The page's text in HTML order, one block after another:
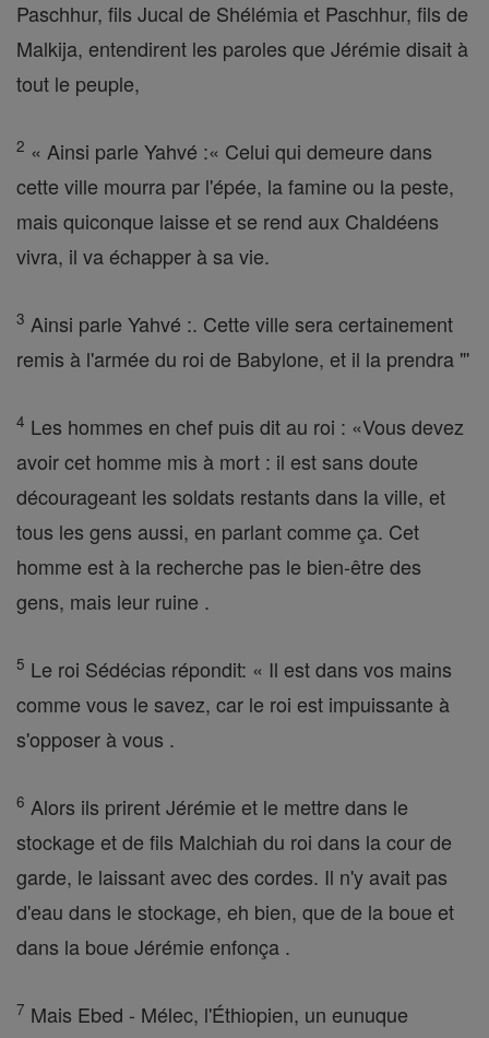
Paschhur, fils Jucal de Shélémia et Paschhur, fils de
Malkija, entendirent les paroles que Jérémie disait à
tout le peuple,
2 « Ainsi parle Yahvé :« Celui qui demeure dans
cette ville mourra par l'épée, la famine ou la peste,
mais quiconque laisse et se rend aux Chaldéens
vivra, il va échapper à sa vie.
3 Ainsi parle Yahvé :. Cette ville sera certainement
remis à l'armée du roi de Babylone, et il la prendra "'
4 Les hommes en chef puis dit au roi : «Vous devez
avoir cet homme mis à mort : il est sans doute
décourageant les soldats restants dans la ville, et
tous les gens aussi, en parlant comme ça. Cet
homme est à la recherche pas le bien-être des
gens, mais leur ruine .
5 Le roi Sédécias répondit: « Il est dans vos mains
comme vous le savez, car le roi est impuissante à
s'opposer à vous .
6 Alors ils prirent Jérémie et le mettre dans le
stockage et de fils Malchiah du roi dans la cour de
garde, le laissant avec des cordes. Il n'y avait pas
d'eau dans le stockage, eh bien, que de la boue et
dans la boue Jérémie enfonça .
7 Mais Ebed - Mélec, l'Éthiopien, un eunuque